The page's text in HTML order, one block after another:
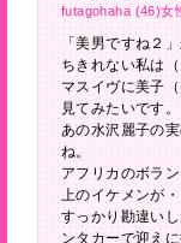
futagohaha (46)
「美男ですね２
ちきれない私は
マスイヴに美子
見てみたいです。
あの水沢麗子の
ね。
アフリカのボラ
上のイケメンが・
すっかり勘違い
ンタカーで迎え